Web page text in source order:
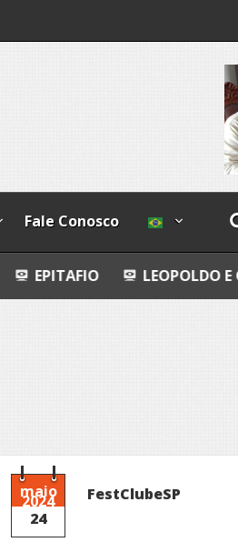
Fale Conosco
LEOPOLDO E O MENDIGO
maio
2024
24
FestClubeSP